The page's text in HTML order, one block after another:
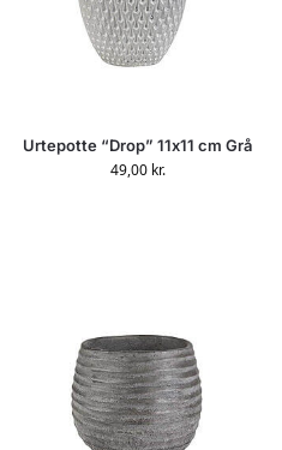
Urtepotte “Drop” 11x11 cm Grå
49,00 kr.